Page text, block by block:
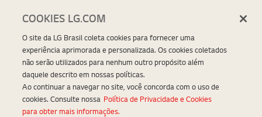
COOKIES LG.COM
O site da LG Brasil coleta cookies para fornecer uma
experiência aprimorada e personalizada. Os cookies coletados
não serão utilizados para nenhum outro propósito além
daquele descrito em nossas políticas.
Ao continuar a navegar no site, você concorda com o uso de
cookies. Consulte nossa Política de Privacidade e Cookies
para obter mais informações.